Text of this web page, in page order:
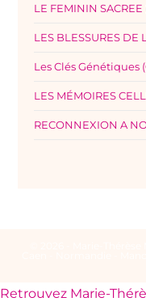
LE FEMININ SACREE
LES BLESSURES DE
Les Clés Génétiques
LES MÉMOIRES
RECONNEXION A
Retrouvez Marie-